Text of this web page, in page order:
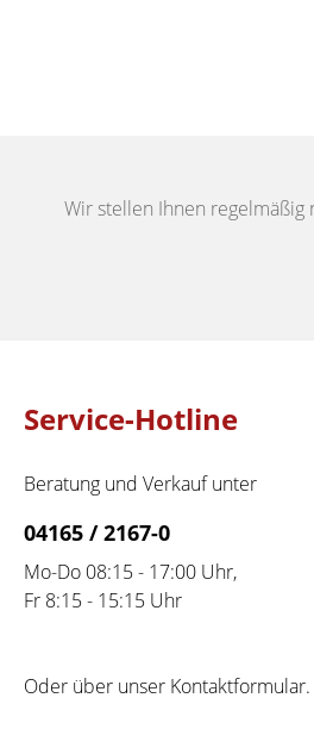
Wir stellen Ihnen
Service-Hotline
Beratung und Verkauf unter
04165 / 2167-0
Mo-Do 08:15 - 17:00 Uhr,
Fr 8:15 - 15:15 Uhr
Oder über unser Kontaktformular.